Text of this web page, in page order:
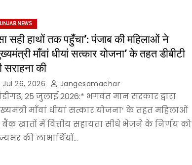
NEWS
सही हाथों तक पहुँचा’: पंजाब की महिलाओं ने
माँवां धीयां सत्कार योजना’ के तहत डीबीटी
सराहना की
Jul 26, 2026 Jangesamachar
25 जुलाई 2026:* भगवंत मान सरकार द्वारा
माँवां धीयां सत्कार योजना’ के तहत महिलाओं
ख़ातों में वित्तीय सहायता सीधे भेजने के निर्णय को
की लाभार्थियों…